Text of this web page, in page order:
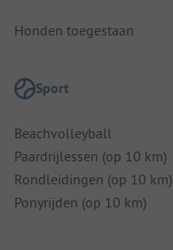
Honden toegestaan
Sport
Beachvolleyball
Paardrijlessen (op 10 km)
Rondleidingen (op 10 km)
Ponyrijden (op 10 km)